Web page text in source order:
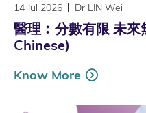
14 Jul 2026 Dr LIN Wei
醫理︰分數有限 未
Chinese)
Know More